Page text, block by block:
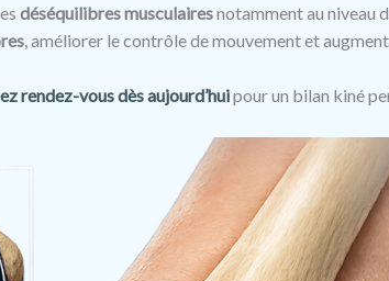
déséquilibres musculairesnotamment au niveau
, améliorer le contrôle de mouvement et
rendez-vous dès aujourd’huipour un bilan kiné